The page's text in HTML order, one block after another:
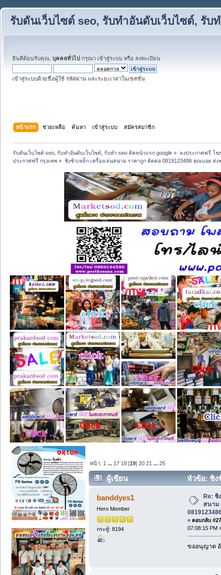
รับดันเว็บไซต์ seo, รับทำอันดับเว็บไซต์, รับ
ยินดีต้อนรับคุณ, บุคคลทั่วไป กรุณา เข้าสู่ระบบ หรือ ลงทะเบียน
เข้าสู่ระบบด้วยชื่อผู้ใช้ รหัสผ่าน และระยะเวลาในเซสชั่น
หน้าแรก ช่วยเหลือ ค้นหา เข้าสู่ระบบ สมัครสมาชิก
รับดันเว็บไซต์ seo, รับทำอันดับเว็บไซต์, รับทำ seo ติดหน้าแรก google » ลงประกาศฟรี โ
ประกาศฟรี กรุงเทพ » ชิงช้าเหล็ก เครื่องเล่นสนาม ราคาถูก ติดต่อ 0819123486 คุณบอย ส่ง
หน้า: 1 ... 17 18 [19]20 21 ...25
ผู้เขียน
หัวข้อ: ชิง
0819123486 คุณบอย ส่งฟรี* (อ่าน
banddyes1
Hero Member
กระทู้: 8194
Re: ชิ
สนาม
« ตอบกลับ
07:08:15 PM
ขออนุญาต